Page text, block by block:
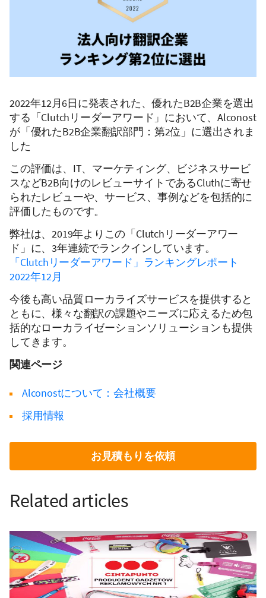
2022年12月6日に発表された、優れたB2B企業を選出
する「Clutchリーダーアワード」において、Alconost
が「優れたB2B企業翻訳部門：第2位」に選出されま
した
この評価は、IT、マーケティング、ビジネスサービ
スなどB2B向けのレビューサイトであるCluthに寄せ
られたレビューや、サービス、事例などを包括的に
評価したものです。
弊社は、2019年よりこの「Clutchリーダーアワー
ド」に、3年連続でランクインしています。
「Clutchリーダーアワード」ランキングレポート
2022年12月
今後も高い品質ローカライズサービスを提供すると
ともに、様々な翻訳の課題やニーズに応えるため包
括的なローカライゼーションソリューションも提供
してきます。
関連ページ
Alconostについて：会社概要
採用情報
お見積もりを依頼
Related articles